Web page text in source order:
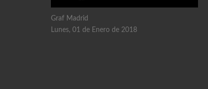
Graf Madrid
Lunes, 01 de Enero de 2018